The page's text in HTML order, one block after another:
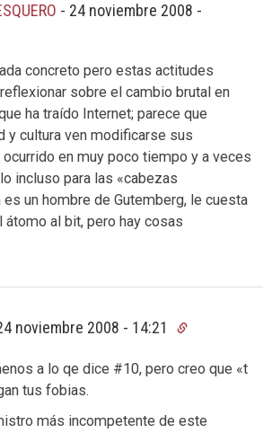
- 24 noviembre 2008 -
concreto pero estas actitudes
sobre el cambio brutal en
ha traído Internet; parece que
y cultura ven modificarse sus
ocurrido en muy poco tiempo y a veces
incluso para las «cabezas
un hombre de Gutemberg, le cuesta
al bit, pero hay cosas
noviembre 2008 - 14:21
a lo qe dice #10, pero creo que «t
tus fobias.
más incompetente de este